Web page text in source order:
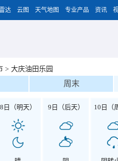
雷达 云图 天气地图 专业产品 资讯
> 大庆油田乐园
周末
8日（明天） 9日（后天） 10日（